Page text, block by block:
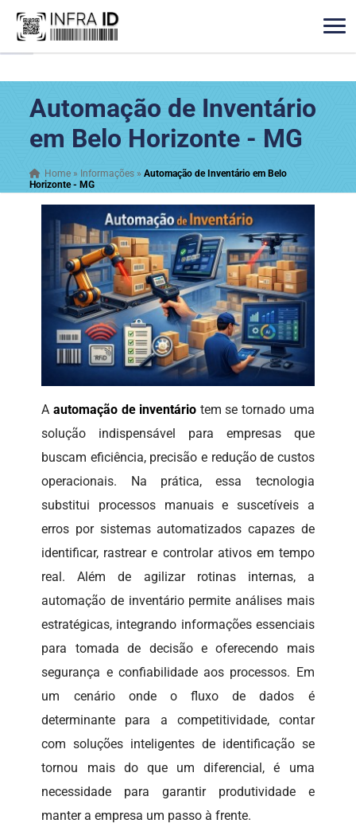
Automação de Inventário
em Belo Horizonte - MG
Home » Informações »Automação de Inventário em Belo
Horizonte - MG
Aautomação de inventário tem se tornado uma
solução indispensável para empresas que
buscam eficiência, precisão e redução de custos
operacionais. Na prática, essa tecnologia
substitui processos manuais e suscetíveis a
erros por sistemas automatizados capazes de
identificar, rastrear e controlar ativos em tempo
real. Além de agilizar rotinas internas, a
automação de inventário permite análises mais
estratégicas, integrando informações essenciais
para tomada de decisão e oferecendo mais
segurança e confiabilidade aos processos. Em
um cenário onde o fluxo de dados é
determinante para a competitividade, contar
com soluções inteligentes de identificação se
tornou mais do que um diferencial, é uma
necessidade para garantir produtividade e
manter a empresa um passo à frente.